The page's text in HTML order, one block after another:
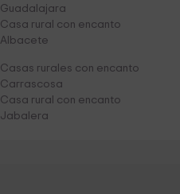
Guadalajara
Casa rural con encanto
Albacete
Casas rurales con encanto
Carrascosa
Casa rural con encanto
Jabalera